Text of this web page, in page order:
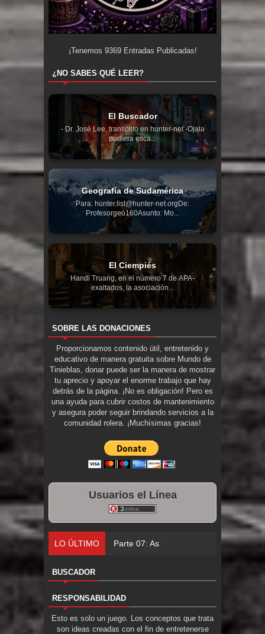
¡Tenemos 9369Entradas Publicadas!
¿NO SABES QUÉ LEER?
El Buscador
- Dr. José Lee, transcrito en hunter-net -Ojala
pudiera esca...
Geografía de Sudamérica
Para: hunter.list@hunter-net.orgDe:
Profesorgeo160Asunto: Mo...
El Ciempiés
Handi Truang, en el número 7 de APA-
exaltados, la asociación...
SOBRE LAS DONACIONES
Proporcionamos contenido útil, entretenido y
educativo de manera gratuita sobre Mundo de
Tinieblas, donar puede ser la manera de mostrar
tu aprecio y apoyar el enorme trabajo que hay
detrás de la página. ¡No es obligación! Pero es
una ayuda para cubrir costos de mantenimiento
y asegura poder seguir brindando servicios a la
comunidad rolera. ¡Muchísimas gracias!
Usuarios el Línea
LO ÚLTIMO Parte 07: Asuntos que Resolver
BUSCADOR
RESPONSABILIDAD
Esto es solo un juego. Los conceptos que trata
son ideas creadas con el fin de entretenerse